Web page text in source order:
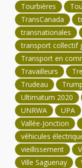
Tourbières
TransCanada
transnationales
transport collectif
Transport en
Travailleurs
Trudeau
Ultimatum 2020
UNRWA
UPA
Vallée-Jonction
véhicules
vieillissement
Ville Saguenay